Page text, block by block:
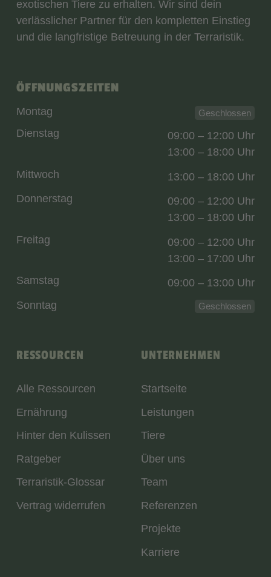
exotischen Tiere zu erhalten. Wir sind dein
verlässlicher Partner für den kompletten Einstieg
und die langfristige Betreuung in der Terraristik.
RESSOURCEN
Alle Ressourcen
Ernährung
Hinter den Kulissen
Ratgeber
Terraristik-Glossar
Vertrag widerrufen
UNTERNEHMEN
Startseite
Leistungen
Tiere
Über uns
Team
Referenzen
Projekte
Karriere
ÖFFNUNGSZEITEN
Montag Geschlossen
Dienstag
09:00 – 12:00 Uhr
13:00 – 18:00 Uhr
Mittwoch
13:00 – 18:00 Uhr
Donnerstag
09:00 – 12:00 Uhr
13:00 – 18:00 Uhr
Freitag
09:00 – 12:00 Uhr
13:00 – 17:00 Uhr
Samstag
09:00 – 13:00 Uhr
Sonntag
Geschlossen